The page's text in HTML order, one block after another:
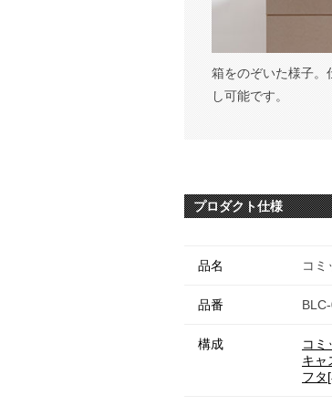
箱をのぞいた様子。
し可能です。
プロダクト仕様
品名 コミ
品番
構成 コミ
キャ
フタ